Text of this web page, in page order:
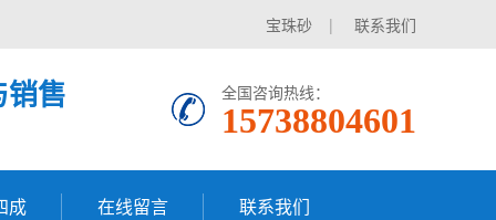
宝珠砂 | 联系我们
售 全国咨询热线：
15738804601
成 在线留言 联系我们